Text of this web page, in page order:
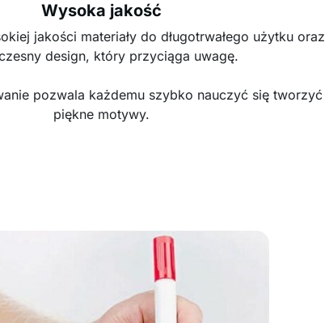
Wysoka jakość
jakości materiały do długotrwałego użytku oraz
design, który przyciąga uwagę.
pozwala każdemu szybko nauczyć się tworzyć
piękne motywy.